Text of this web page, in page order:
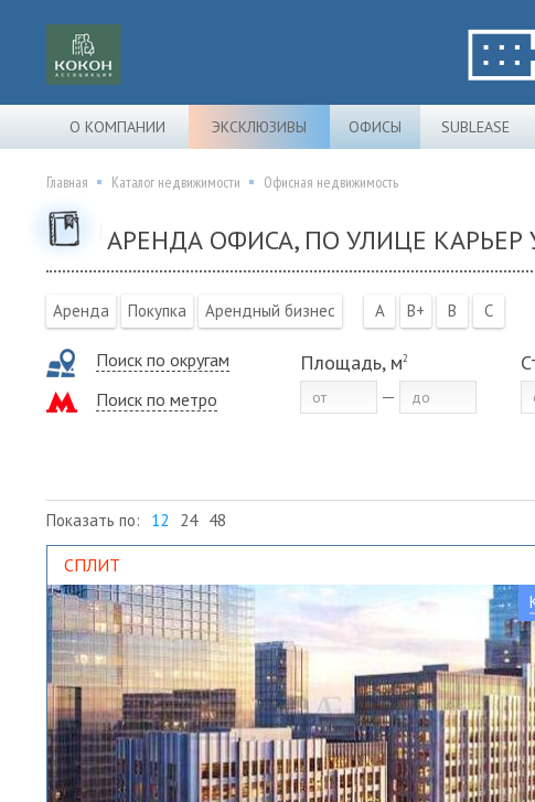
О КОМПАНИИ ЭКСКЛЮЗИВЫ ОФИСЫ SUBLEASE
Главная Каталог недвижимости Офисная недвижимость
АРЕНДА ОФИСА, ПО УЛИЦЕ КАРЬЕР
Аренда Покупка Арендный бизнес A B+ B C
Поиск по округам
Поиск по метро
Площадь, м2
Показать по: 12 24 48
СПЛИТ